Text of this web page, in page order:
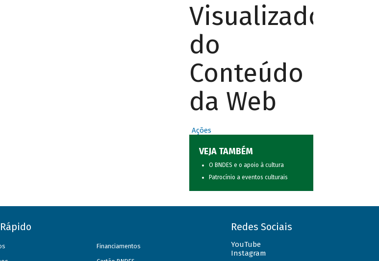
Visualizador
do
Conteúdo
da Web
Ações
VEJA TAMBÉM
O BNDES e o apoio à cultura
Patrocínio a eventos culturais
Financiamentos
Redes Sociais
YouTube
Instagram